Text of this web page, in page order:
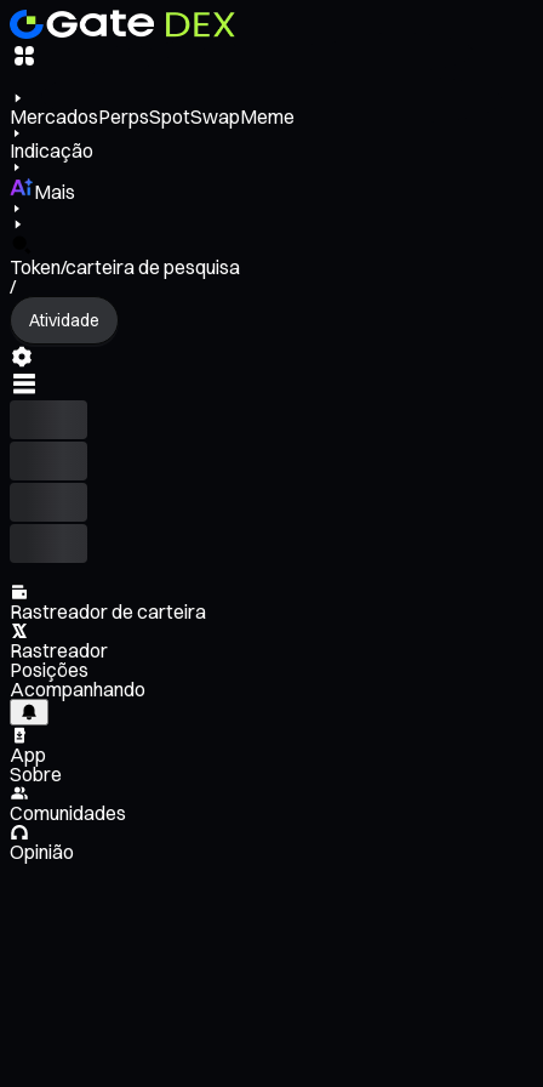
MercadosPerpsSpotSwapMeme
Indicação
Mais
Token/carteira de pesquisa
/
Atividade
Rastreador de carteira
Rastreador
Posições
Acompanhando
App
Sobre
Comunidades
Opinião